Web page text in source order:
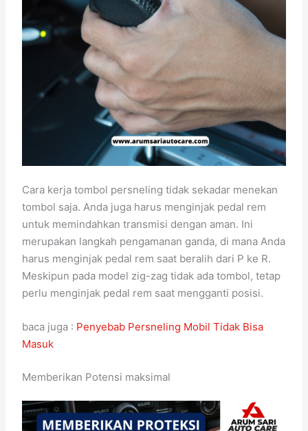
Cara kerja tombol persneling tidak sekadar menekan
tombol saja. Anda juga harus menginjak pedal rem
untuk memindahkan transmisi dengan aman. Ini
merupakan langkah pengamanan ganda, di mana Anda
harus menginjak pedal rem saat beralih dari P ke R.
Meskipun pada model zig-zag tidak ada tombol, tetap
perlu menginjak pedal rem saat mengganti posisi.
baca juga : Penyebab Persneling Mobil Tidak Bisa
Masuk
Memberikan Potensi maksimal